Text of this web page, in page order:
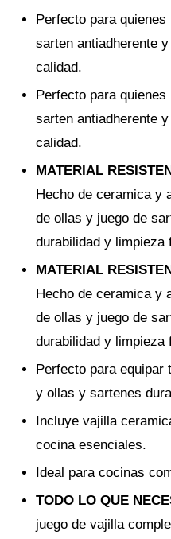
Perfecto para
sarten antiadherente
calidad.
Perfecto para
sarten antiadherente
calidad.
MATERIAL
Hecho de ceramica y
de ollas y juego de
durabilidad y limpieza
MATERIAL
Hecho de ceramica y
de ollas y juego de
durabilidad y limpieza
Perfecto para equipar
y ollas y sartenes
Incluye vajilla
cocina esenciales.
Ideal para cocinas
TODO LO QUE
juego de vajilla